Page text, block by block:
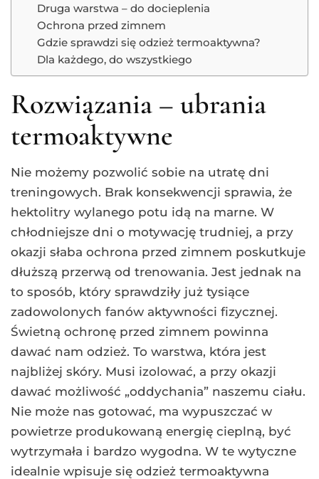
Druga warstwa – do docieplenia
Ochrona przed zimnem
Gdzie sprawdzi się odzież termoaktywna?
Dla każdego, do wszystkiego
Rozwiązania – ubrania
termoaktywne
Nie możemy pozwolić sobie na utratę dni
treningowych. Brak konsekwencji sprawia, że
hektolitry wylanego potu idą na marne. W
chłodniejsze dni o motywację trudniej, a przy
okazji słaba ochrona przed zimnem poskutkuje
dłuższą przerwą od trenowania. Jest jednak na
to sposób, który sprawdziły już tysiące
zadowolonych fanów aktywności fizycznej.
Świetną ochronę przed zimnem powinna
dawać nam odzież. To warstwa, która jest
najbliżej skóry. Musi izolować, a przy okazji
dawać możliwość „oddychania” naszemu ciału.
Nie może nas gotować, ma wypuszczać w
powietrze produkowaną energię cieplną, być
wytrzymała i bardzo wygodna. W te wytyczne
idealnie wpisuje się odzież termoaktywna